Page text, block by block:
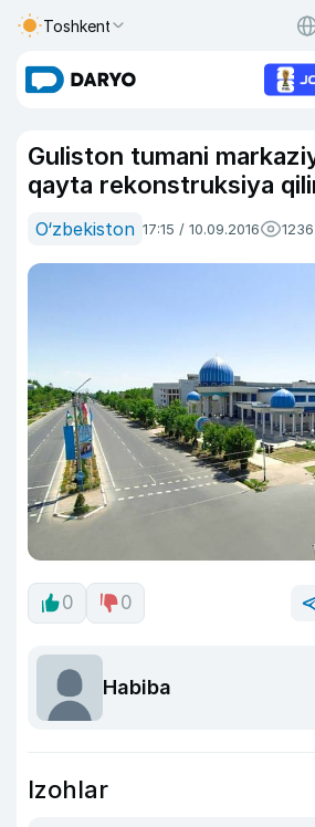
Toshkent
Guliston tumani
qayta rekonstruksiya
O‘zbekiston 17:15 / 10.09.2016 1236
0 0
Habiba
Izohlar